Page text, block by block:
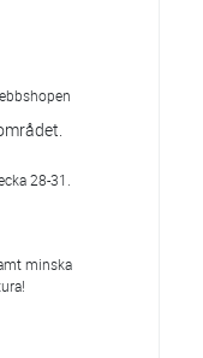
28-31.
minska